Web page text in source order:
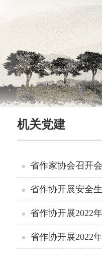
机关党建
省作家协会召开
省作协开展安全
省作协开展2022
省作协开展2022